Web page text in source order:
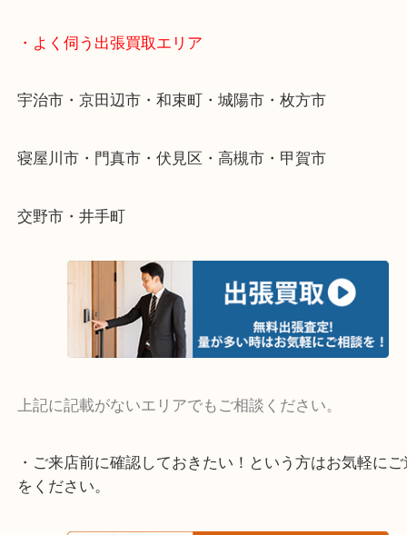
物を整理するケースは年々増えています。
整理したいけど値段がつくかわからない…
当店ではそういったお困りの方からのご依頼も大歓
そんなときはお気軽にご相談ください。
・よく伺う出張買取エリア
宇治市・京田辺市・和束町・城陽市・枚方市
寝屋川市・門真市・伏見区・高槻市・甲賀市